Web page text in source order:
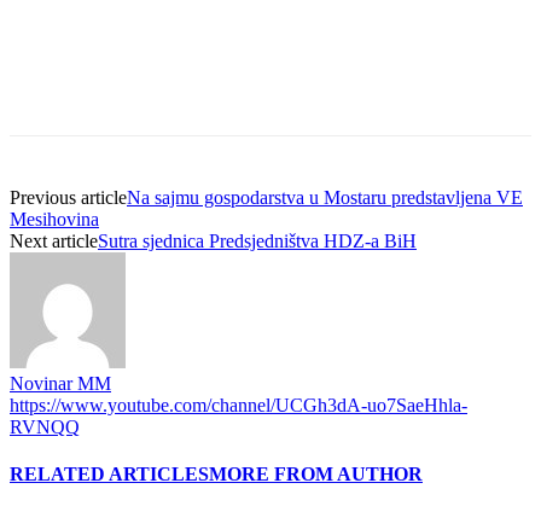
Previous articleNa sajmu gospodarstva u Mostaru predstavljena VE
Mesihovina
Next articleSutra sjednica Predsjedništva HDZ-a BiH
Novinar MM
https://www.youtube.com/channel/UCGh3dA-uo7SaeHhla-
RVNQQ
RELATED ARTICLESMORE FROM AUTHOR